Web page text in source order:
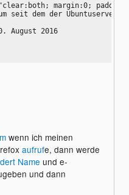
margin:0;
seit dem der Ubuntuserver
August 2016
wenn ich meinen
aufrufe, dann werde
Name und e-
und dann